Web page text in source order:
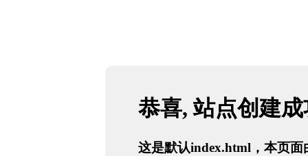
恭喜, 站点创建
这是默认index.html，本页面